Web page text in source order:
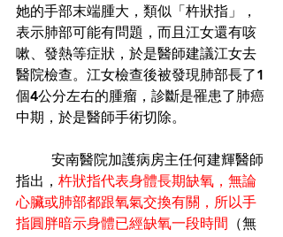
她的手部末端腫大，類似「杵狀指」，
表示肺部可能有問題，而且江女還有咳
嗽、發熱等症狀，於是醫師建議江女去
醫院檢查。江女檢查後被發現肺部長了1
個4公分左右的腫瘤，診斷是罹患了肺癌
中期，於是醫師手術切除。
指出， 杵狀指代表身體長期缺氧，無論
心臟或肺部都跟氧氣交換有關，所以手
指圓胖暗示身體已經缺氧一段時間 （無